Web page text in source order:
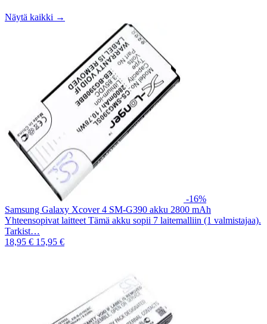
Näytä kaikki →
-16%
Samsung Galaxy Xcover 4 SM-G390 akku 2800 mAh
Yhteensopivat laitteet Tämä akku sopii 7 laitemalliin (1 valmistajaa).
Tarkist…
18,95 € 15,95 €